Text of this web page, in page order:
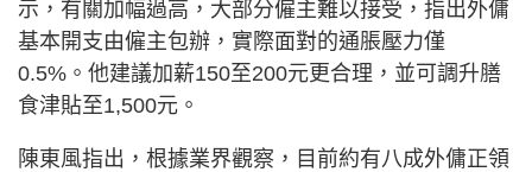
示，有關加幅過高，大部分僱主難以接受，指出外傭
基本開支由僱主包辦，實際面對的通脹壓力僅
0.5%。他建議加薪150至200元更合理，並可調升膳
食津貼至1,500元。
陳東風指出，根據業界觀察，目前約有八成外傭正領